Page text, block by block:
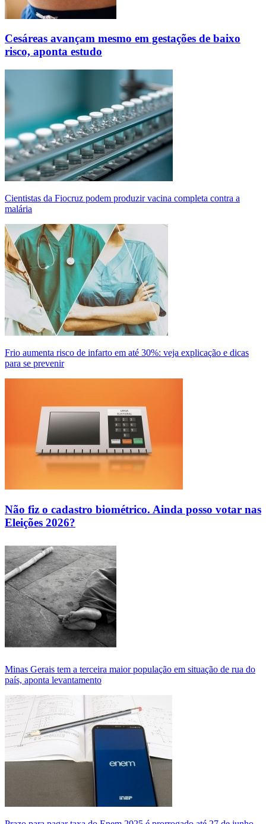
Cesáreas avançam mesmo em gestações de baixo
risco, aponta estudo
Cientistas da Fiocruz podem produzir vacina completa contra a
malária
Frio aumenta risco de infarto em até 30%: veja explicação e dicas
para se prevenir
Não fiz o cadastro biométrico. Ainda posso votar nas
Eleições 2026?
Minas Gerais tem a terceira maior população em situação de rua do
país, aponta levantamento